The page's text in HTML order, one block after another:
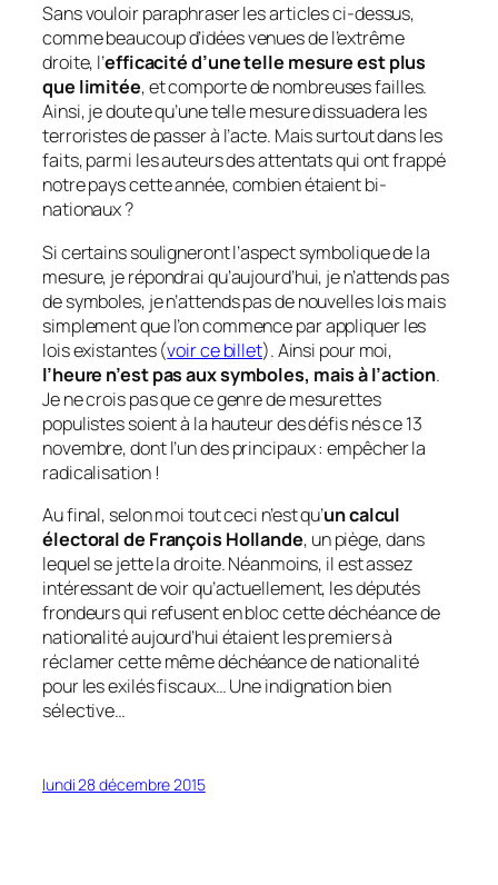
Sans vouloir paraphraser les articles ci-dessus,
comme beaucoup d’idées venues de l’extrême
droite, l’efficacité d’une telle mesure est plus
que limitée, et comporte de nombreuses failles.
Ainsi, je doute qu’une telle mesure dissuadera les
terroristes de passer à l’acte. Mais surtout dans les
faits, parmi les auteurs des attentats qui ont frappé
notre pays cette année, combien étaient bi-
nationaux ?
Si certains souligneront l’aspect symbolique de la
mesure, je répondrai qu’aujourd’hui, je n’attends pas
de symboles, je n’attends pas de nouvelles lois mais
simplement que l’on commence par appliquer les
lois existantes(voir ce billet). Ainsi pour moi,
l’heure n’est pas aux symboles, mais à l’action.
Je ne crois pas que ce genre de mesurettes
populistes soient à la hauteur des défis nés ce 13
novembre, dont l’un des principaux : empêcher la
radicalisation !
Au final, selon moi tout ceci n’est qu’un calcul
électoral de François Hollande, un piège, dans
lequel se jette la droite. Néanmoins, il est assez
intéressant de voir qu’actuellement, les députés
frondeurs qui refusent en bloc cette déchéance de
nationalité aujourd’hui étaient les premiers à
réclamer cette même déchéance de nationalité
pour les exilés fiscaux… Une indignation bien
sélective…
lundi 28 décembre 2015